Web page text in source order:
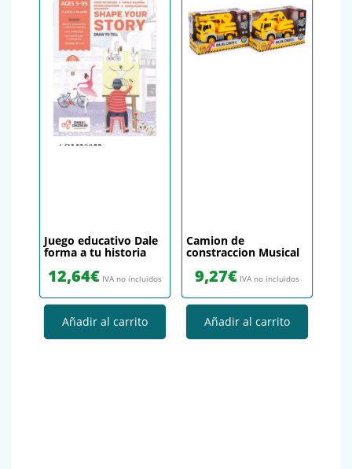
Juego educativo Dale
forma a tu historia
12,64€ IVA no incluidos
Añadir al carrito
Camion de
constraccion Musical
9,27€ IVA no incluidos
Añadir al carrito